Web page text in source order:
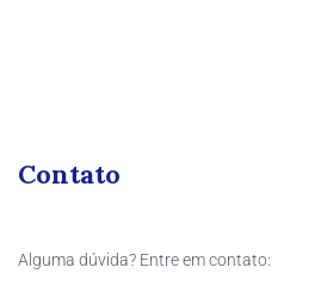
Contato
Alguma dúvida? Entre em contato: